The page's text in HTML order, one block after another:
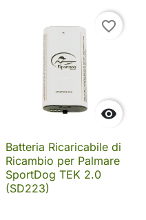

favorite_border
Batteria Ricaricabile di
Ricambio per Palmare
SportDog TEK 2.0
(SD223)